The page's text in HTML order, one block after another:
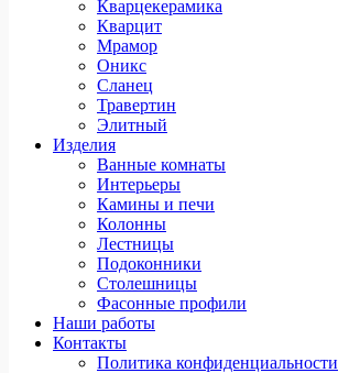
Кварцекерамика
Кварцит
Мрамор
Оникс
Сланец
Травертин
Элитный
Изделия
Ванные комнаты
Интерьеры
Камины и печи
Колонны
Лестницы
Подоконники
Столешницы
Фасонные профили
Наши работы
Контакты
Политика конфиденциальности